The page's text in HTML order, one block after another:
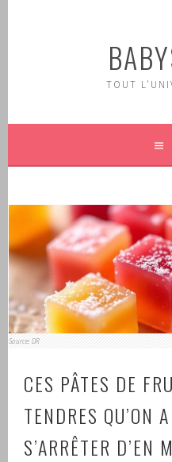
TOUT
Source: DR
CES PÂTES DE
TENDRES QU’ON
S’ARRÊTER D’EN